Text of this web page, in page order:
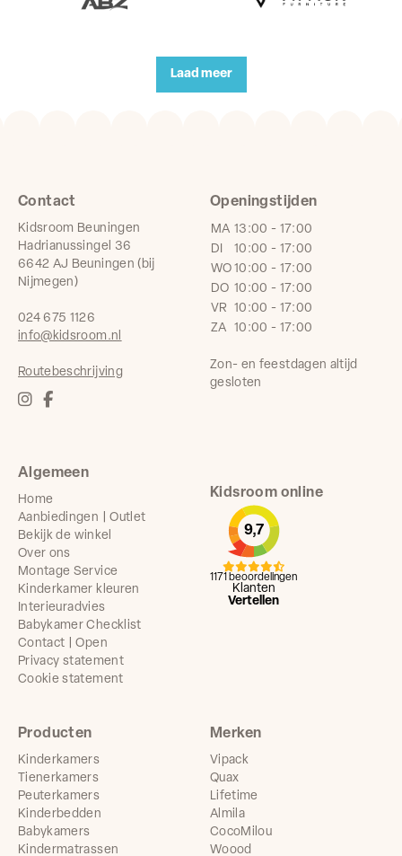
Laad meer
Algemeen
Home
Aanbiedingen | Outlet
Bekijk de winkel
Over ons
Montage Service
Kinderkamer kleuren
Interieuradvies
Babykamer Checklist
Contact | Open
Privacy statement
Cookie statement
Producten
Kinderkamers
Tienerkamers
Peuterkamers
Kinderbedden
Babykamers
Kindermatrassen
Merken
Vipack
Quax
Lifetime
Almila
CocoMilou
Woood
Contact
Kidsroom Beuningen
Hadrianussingel 36
6642 AJ Beuningen (bij
Nijmegen)
024 675 1126
info@kidsroom.nl
Routebeschrijving
Openingstijden
MA 13:00 - 17:00
DI
10:00 - 17:00
WO 10:00 - 17:00
DO 10:00 - 17:00
VR 10:00 - 17:00
ZA 10:00 - 17:00
Zon- en feestdagen altijd
gesloten
Kidsroom online
9,7
Klanten
Vertellen
1171 beoordelingen